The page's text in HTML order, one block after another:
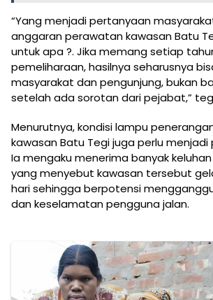
“Yang menjadi pertanyaan
anggaran perawatan kawasan Batu
untuk apa ?. Jika memang setiap
pemeliharaan, hasilnya seharusnya
masyarakat dan pengunjung, bukan
setelah ada sorotan dari pejabat,”
Menurutnya, kondisi lampu
kawasan Batu Tegi juga perlu menjadi
Ia mengaku menerima banyak
yang menyebut kawasan tersebut
hari sehingga berpotensi
dan keselamatan pengguna jalan.